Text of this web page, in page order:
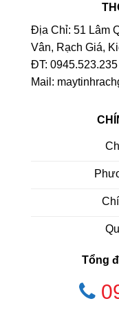
Địa Chỉ: 51 Lâm
Vân, Rạch Giá,
ĐT: 0945.523.235
Mail:
Tổng